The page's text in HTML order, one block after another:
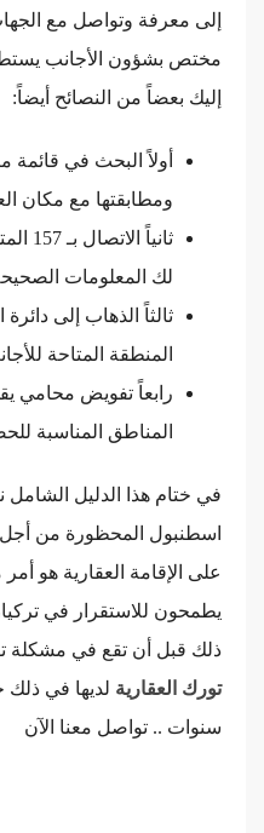
إلى معرفة وتواصل مع
مختص بشؤون الأجانب
إليك بعضاً من النصائح أيضاً:
أولاً البحث في
ومطابقتها مع مكان
لك المعلومات
ثالثاً الذهاب إلى
المنطقة المتاحة
رابعاً تفويض محامي
المناطق المناسبة
في ختام هذا الدليل
اسطنبول المحظورة من
على الإقامة العقارية هو
يطمحون للاستقرار في
ذلك قبل أن تقع في مشكلة
تورك العقارية لديها في ذلك
سنوات .. تواصل معنا الآن